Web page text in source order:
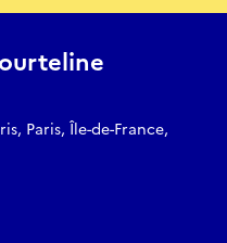
Paris, Île-de-France,